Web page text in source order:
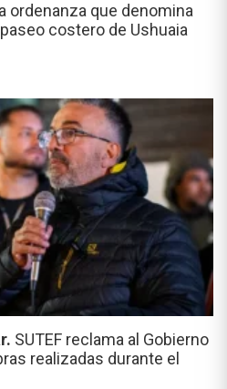
ordenanza que denomina
costero de Ushuaia
SUTEF reclama al Gobierno
realizadas durante el